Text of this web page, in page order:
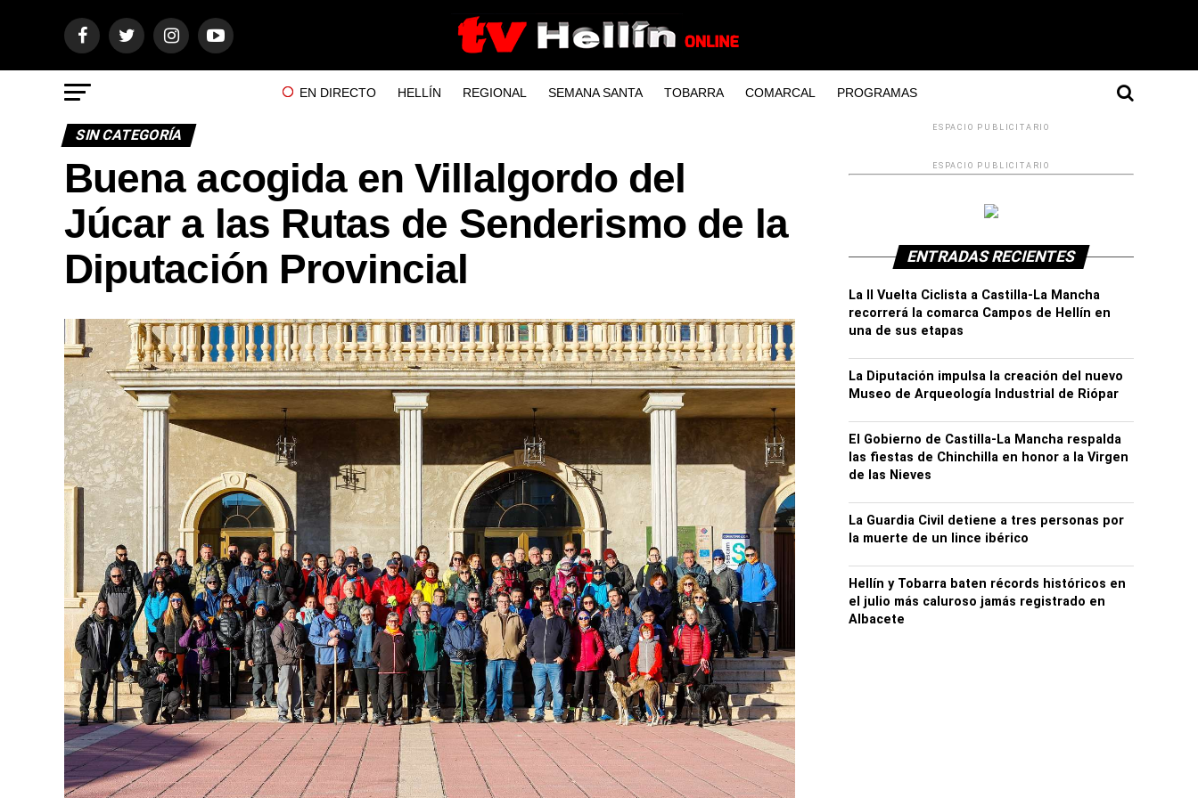
EN DIRECTO HELLÍN REGIONAL SEMANA SANTA TOBARRA COMARCAL PROGRAMAS
SIN CATEGORÍA
Buena acogida en Villalgordo del
Júcar a las Rutas de Senderismo de la
Diputación Provincial
ESPACIO PUBLICITARIO
ESPACIO PUBLICITARIO
ENTRADAS RECIENTES
La II Vuelta Ciclista a Castilla-La Mancha
recorrerá la comarca Campos de Hellín en
una de sus etapas
La Diputación impulsa la creación del nuevo
Museo de Arqueología Industrial de Riópar
El Gobierno de Castilla-La Mancha respalda
las fiestas de Chinchilla en honor a la Virgen
de las Nieves
La Guardia Civil detiene a tres personas por
la muerte de un lince ibérico
Hellín y Tobarra baten récords históricos en
el julio más caluroso jamás registrado en
Albacete